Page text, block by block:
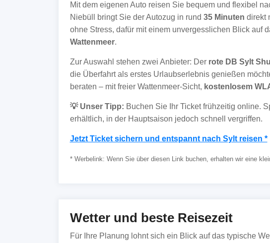
Mit dem eigenen Auto reisen Sie bequem und flexibel
Niebüll bringt Sie der Autozug in rund 35 Minuten direkt
ohne Stress, dafür mit einem unvergesslichen Blick auf
Wattenmeer.
Zur Auswahl stehen zwei Anbieter: Der rote DB Sylt
die Überfahrt als erstes Urlaubserlebnis genießen
beraten – mit freier Wattenmeer-Sicht, kostenlosem
💡 Unser Tipp: Buchen Sie Ihr Ticket frühzeitig online.
erhältlich, in der Hauptsaison jedoch schnell vergriffen.
Jetzt Ticket sichern und entspannt nach Sylt reisen *
* Werbelink: Wenn Sie über diesen Link buchen, erhalten wir eine
Wetter und beste Reisezeit
Für Ihre Planung lohnt sich ein Blick auf das typische